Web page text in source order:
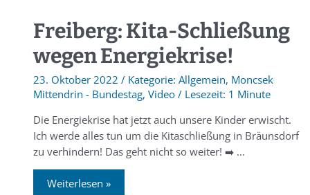
Freiberg: Kita-Schließung
wegen Energiekrise!
23. Oktober 2022 / Allgemein, Moncsek
Mittendrin - Bundestag, Video/
1 Minute
Die Energiekrise hat jetzt auch unsere Kinder erwischt.
Ich werde alles tun um die Kitaschließung in Bräunsdorf
zu verhindern! Das geht nicht so weiter! ➡️ …
Weiterlesen »